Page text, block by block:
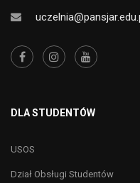
DLA STUDENTÓW
USOS
Dział Obsługi Studentów